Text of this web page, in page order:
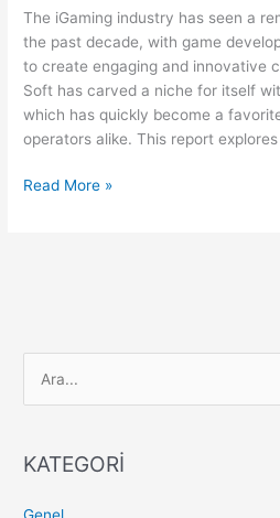
The iGaming industry has seen a
the past decade, with game
to create engaging and innovative
Soft has carved a niche for itself
which has quickly become a
operators alike. This report
Scene
Read More »
rKATEGORİ
Genel